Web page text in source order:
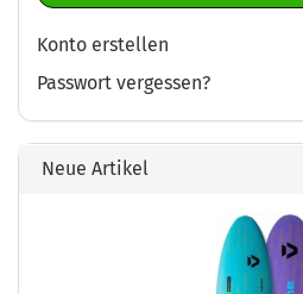
Konto erstellen
Passwort vergessen?
Neue Artikel